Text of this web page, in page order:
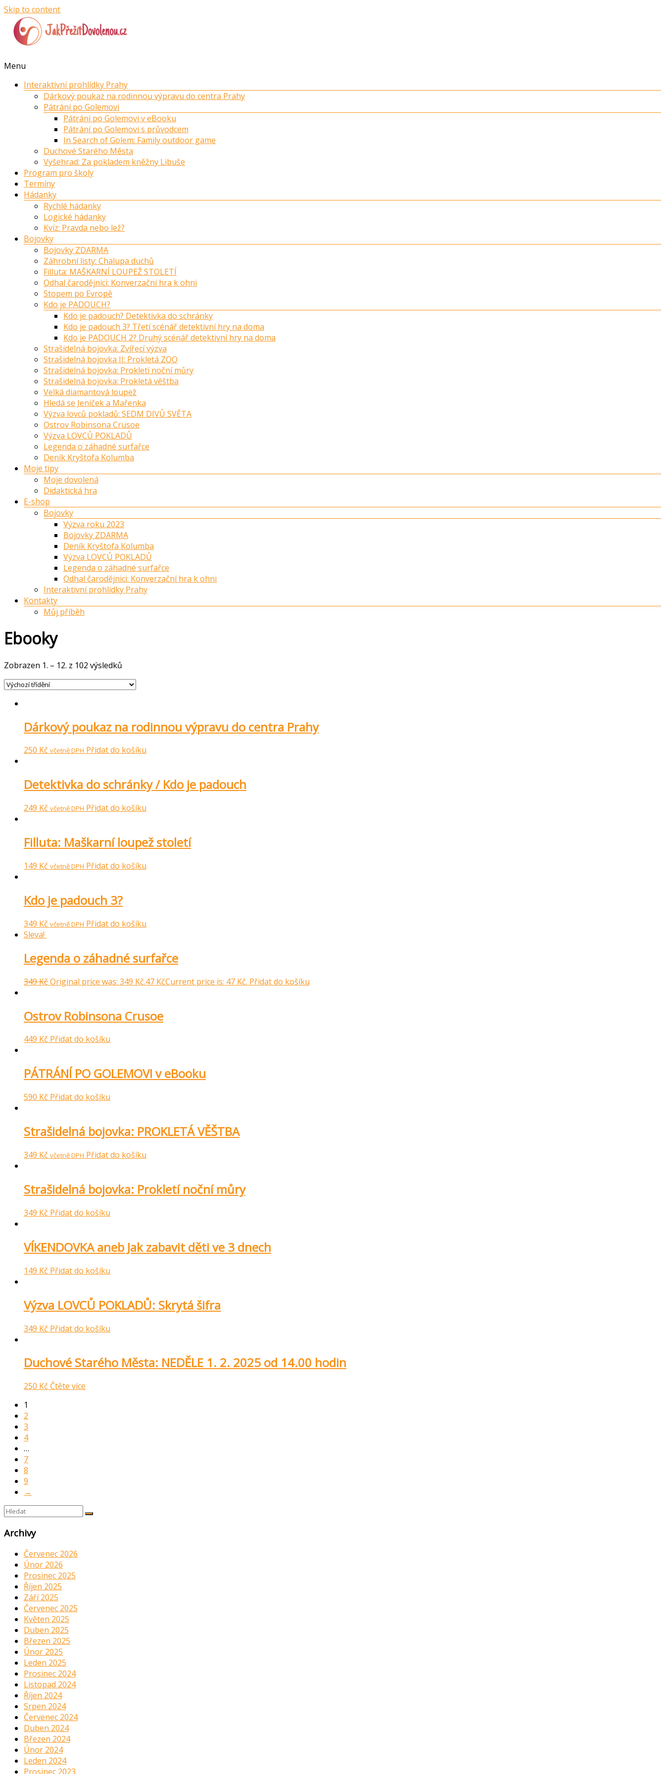
Skip to content
Menu
Interaktivní prohlídky Prahy
Dárkový poukaz na rodinnou výpravu do centra Prahy
Pátrání po Golemovi
Pátrání po Golemovi v eBooku
Pátrání po Golemovi s průvodcem
In Search of Golem: Family outdoor game
Duchové Starého Města
Vyšehrad: Za pokladem kněžny Libuše
Program pro školy
Termíny
Hádanky
Rychlé hádanky
Logické hádanky
Kvíz: Pravda nebo lež?
Bojovky
Bojovky ZDARMA
Záhrobní listy: Chalupa duchů
Filluta: MAŠKARNÍ LOUPEŽ STOLETÍ
Odhal čarodějnici: Konverzační hra k ohni
Stopem po Evropě
Kdo je PADOUCH?
Kdo je padouch? Detektivka do schránky
Kdo je padouch 3? Třetí scénář detektivní hry na doma
Kdo je PADOUCH 2? Druhý scénář detektivní hry na doma
Strašidelná bojovka: Zvířecí výzva
Strašidelná bojovka II: Prokletá ZOO
Strašidelná bojovka: Prokletí noční můry
Strašidelná bojovka: Prokletá věštba
Velká diamantová loupež
Hledá se Jeníček a Mařenka
Výzva lovců pokladů: SEDM DIVŮ SVĚTA
Ostrov Robinsona Crusoe
Výzva LOVCŮ POKLADŮ
Legenda o záhadné surfařce
Deník Kryštofa Kolumba
Moje tipy
Moje dovolená
Didaktická hra
E-shop
Bojovky
Výzva roku 2023
Bojovky ZDARMA
Deník Kryštofa Kolumba
Výzva LOVCŮ POKLADŮ
Legenda o záhadné surfařce
Odhal čarodějnici: Konverzační hra k ohni
Interaktivní prohlídky Prahy
Kontakty
Můj příběh
Ebooky
Zobrazen 1. – 12. z 102 výsledků
Dárkový poukaz na rodinnou výpravu do centra Prahy
250 Kč včetně DPH Přidat do košíku
Detektivka do schránky / Kdo je padouch
249 Kč včetně DPH Přidat do košíku
Filluta: Maškarní loupež století
149 Kč včetně DPH Přidat do košíku
Kdo je padouch 3?
349 Kč včetně DPH Přidat do košíku
Sleva!
Legenda o záhadné surfařce
349KčOriginal price was: 349 Kč.47 KčCurrent price is: 47 Kč. Přidat do košíku
Ostrov Robinsona Crusoe
449 Kč Přidat do košíku
PÁTRÁNÍ PO GOLEMOVI v eBooku
590 Kč Přidat do košíku
Strašidelná bojovka: PROKLETÁ VĚŠTBA
349 Kč včetně DPH Přidat do košíku
Strašidelná bojovka: Prokletí noční můry
349 Kč Přidat do košíku
VÍKENDOVKA aneb Jak zabavit děti ve 3 dnech
149 Kč Přidat do košíku
Výzva LOVCŮ POKLADŮ: Skrytá šifra
349 Kč Přidat do košíku
Duchové Starého Města: NEDĚLE 1. 2. 2025 od 14.00 hodin
250 Kč Čtěte více
1
2
3
4
…
7
8
9
→
Archivy
Červenec 2026
Únor 2026
Prosinec 2025
Říjen 2025
Září 2025
Červenec 2025
Květen 2025
Duben 2025
Březen 2025
Únor 2025
Leden 2025
Prosinec 2024
Listopad 2024
Říjen 2024
Srpen 2024
Červenec 2024
Duben 2024
Březen 2024
Únor 2024
Leden 2024
Prosinec 2023